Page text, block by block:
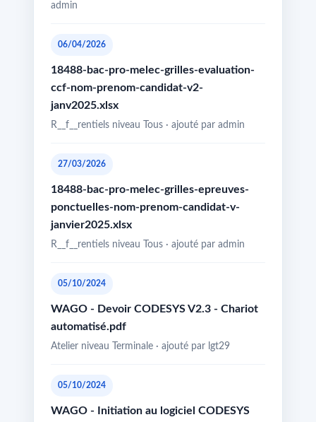
admin
06/04/2026
18488-bac-pro-melec-grilles-evaluation-
ccf-nom-prenom-candidat-v2-
janv2025.xlsx
R__f__rentiels niveau Tous · ajouté par admin
27/03/2026
18488-bac-pro-melec-grilles-epreuves-
ponctuelles-nom-prenom-candidat-v-
janvier2025.xlsx
R__f__rentiels niveau Tous · ajouté par admin
05/10/2024
WAGO - Devoir CODESYS V2.3 - Chariot
automatisé.pdf
Atelier niveau Terminale · ajouté par lgt29
05/10/2024
WAGO - Initiation au logiciel CODESYS